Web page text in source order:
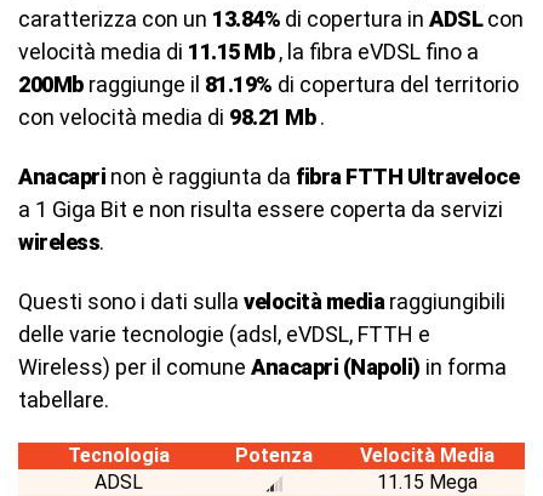
caratterizza con un 13.84% di copertura in ADSLcon
velocità media di 11.15 Mb, la fibra eVDSL fino a
200Mbraggiunge il 81.19% di copertura del territorio
con velocità media di 98.21 Mb.
Anacapri non è raggiunta da fibra FTTH Ultraveloce
a 1 Giga Bit e non risulta essere coperta da servizi
wireless.
Questi sono i dati sulla velocità media raggiungibili
delle varie tecnologie (adsl, eVDSL, FTTH e
Wireless) per il comune Anacapri (Napoli) in forma
tabellare.
Tecnologia Potenza
Velocità Media
ADSL
11.15 Mega